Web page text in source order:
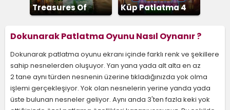
Treasures Of
Küp Patlatma 4
Dokunarak Patlatma Oyunu Nasıl Oynanır ?
Dokunarak patlatma oyunu ekranı içinde farklı renk ve şekillere
sahip nesnelerden oluşuyor. Yan yana yada alt alta en az
2 tane aynı türden nesnenin üzerine tıkladığınızda yok olma
işlemi gerçekleşiyor. Yok olan nesnelerin yerine yanda yada
üste bulunan nesneler geliyor. Aynı anda 3'ten fazla keki yok